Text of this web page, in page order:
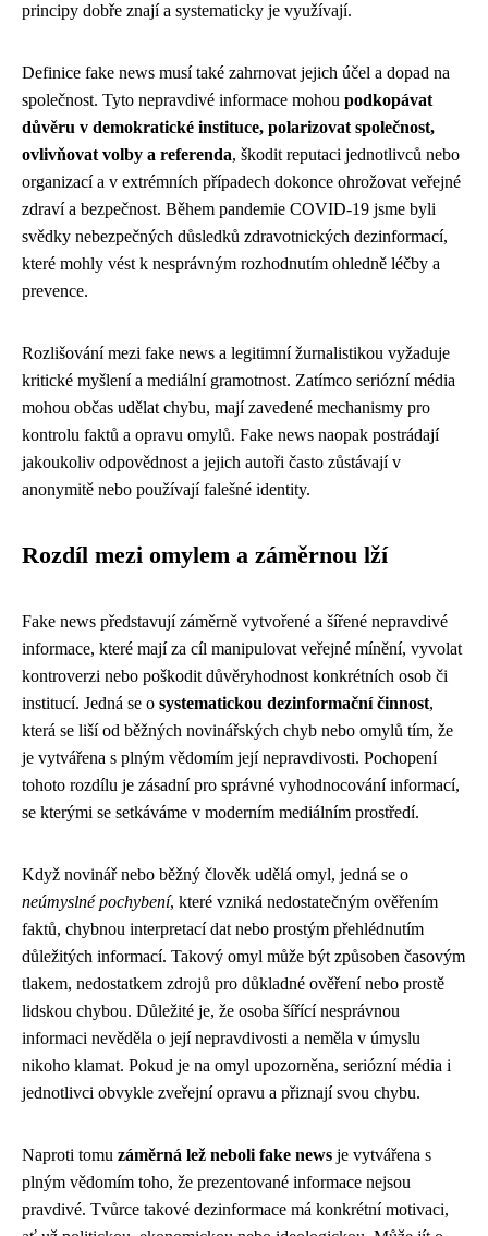
principy dobře znají a systematicky je využívají.
Definice fake news musí také zahrnovat jejich účel a dopad na
společnost. Tyto nepravdivé informace mohou podkopávat
důvěru v demokratické instituce, polarizovat společnost,
ovlivňovat volby a referenda, škodit reputaci jednotlivců nebo
organizací a v extrémních případech dokonce ohrožovat veřejné
zdraví a bezpečnost. Během pandemie COVID-19 jsme byli
svědky nebezpečných důsledků zdravotnických dezinformací,
které mohly vést k nesprávným rozhodnutím ohledně léčby a
prevence.
Rozlišování mezi fake news a legitimní žurnalistikou vyžaduje
kritické myšlení a mediální gramotnost. Zatímco seriózní média
mohou občas udělat chybu, mají zavedené mechanismy pro
kontrolu faktů a opravu omylů. Fake news naopak postrádají
jakoukoliv odpovědnost a jejich autoři často zůstávají v
anonymitě nebo používají falešné identity.
Rozdíl mezi omylem a záměrnou lží
Fake news představují záměrně vytvořené a šířené nepravdivé
informace, které mají za cíl manipulovat veřejné mínění, vyvolat
kontroverzi nebo poškodit důvěryhodnost konkrétních osob či
institucí. Jedná se o systematickou dezinformační činnost,
která se liší od běžných novinářských chyb nebo omylů tím, že
je vytvářena s plným vědomím její nepravdivosti. Pochopení
tohoto rozdílu je zásadní pro správné vyhodnocování informací,
se kterými se setkáváme v moderním mediálním prostředí.
Když novinář nebo běžný člověk udělá omyl, jedná se o
neúmyslné pochybení, které vzniká nedostatečným ověřením
faktů, chybnou interpretací dat nebo prostým přehlédnutím
důležitých informací. Takový omyl může být způsoben časovým
tlakem, nedostatkem zdrojů pro důkladné ověření nebo prostě
lidskou chybou. Důležité je, že osoba šířící nesprávnou
informaci nevěděla o její nepravdivosti a neměla v úmyslu
nikoho klamat. Pokud je na omyl upozorněna, seriózní média i
jednotlivci obvykle zveřejní opravu a přiznají svou chybu.
Naproti tomu záměrná lež neboli fake news je vytvářena s
plným vědomím toho, že prezentované informace nejsou
pravdivé. Tvůrce takové dezinformace má konkrétní motivaci,